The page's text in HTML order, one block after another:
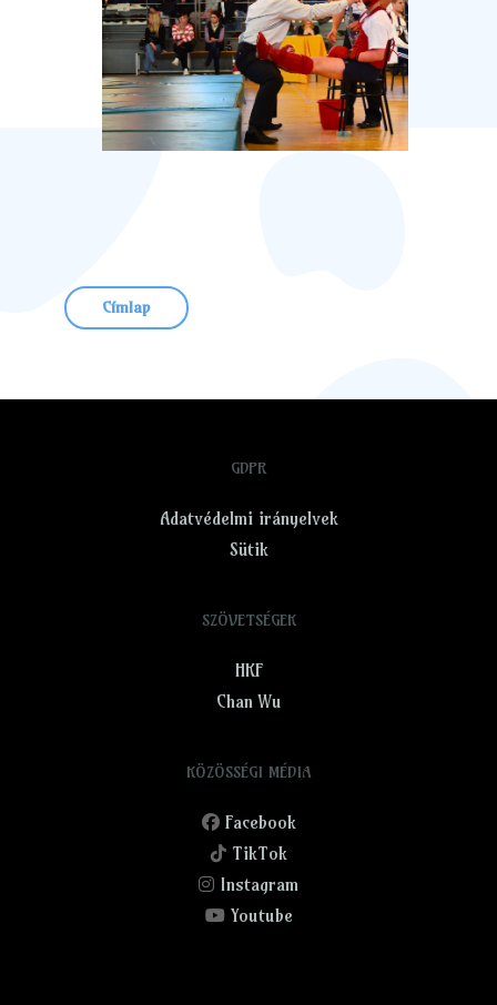
Címlap
GDPR
Adatvédelmi irányelvek
Sütik
SZÖVETSÉGEK
HKF
Chan Wu
KÖZÖSSÉGI MÉDIA
Facebook
TikTok
Instagram
Youtube